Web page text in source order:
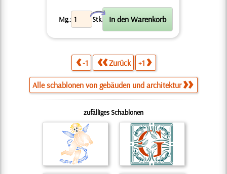
Mg.: Stk.
X
-1 Zurück +1
Alle schablonen von gebäuden und architektur
zufälliges Schablonen